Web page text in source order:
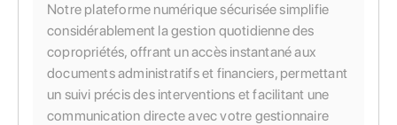
Notre plateforme numérique sécurisée simplifie
considérablement la gestion quotidienne des
copropriétés, offrant un accès instantané aux
documents administratifs et financiers, permettant
un suivi précis des interventions et facilitant une
communication directe avec votre gestionnaire